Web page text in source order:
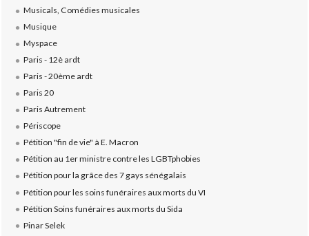
Musicals, Comédies musicales
Musique
Myspace
Paris - 12è ardt
Paris - 20ème ardt
Paris 20
Paris Autrement
Périscope
Pétition "fin de vie" à E. Macron
Pétition au 1er ministre contre les LGBTphobies
Pétition pour la grâce des 7 gays sénégalais
Pétition pour les soins funéraires aux morts du VI
Pétition Soins funéraires aux morts du Sida
Pinar Selek